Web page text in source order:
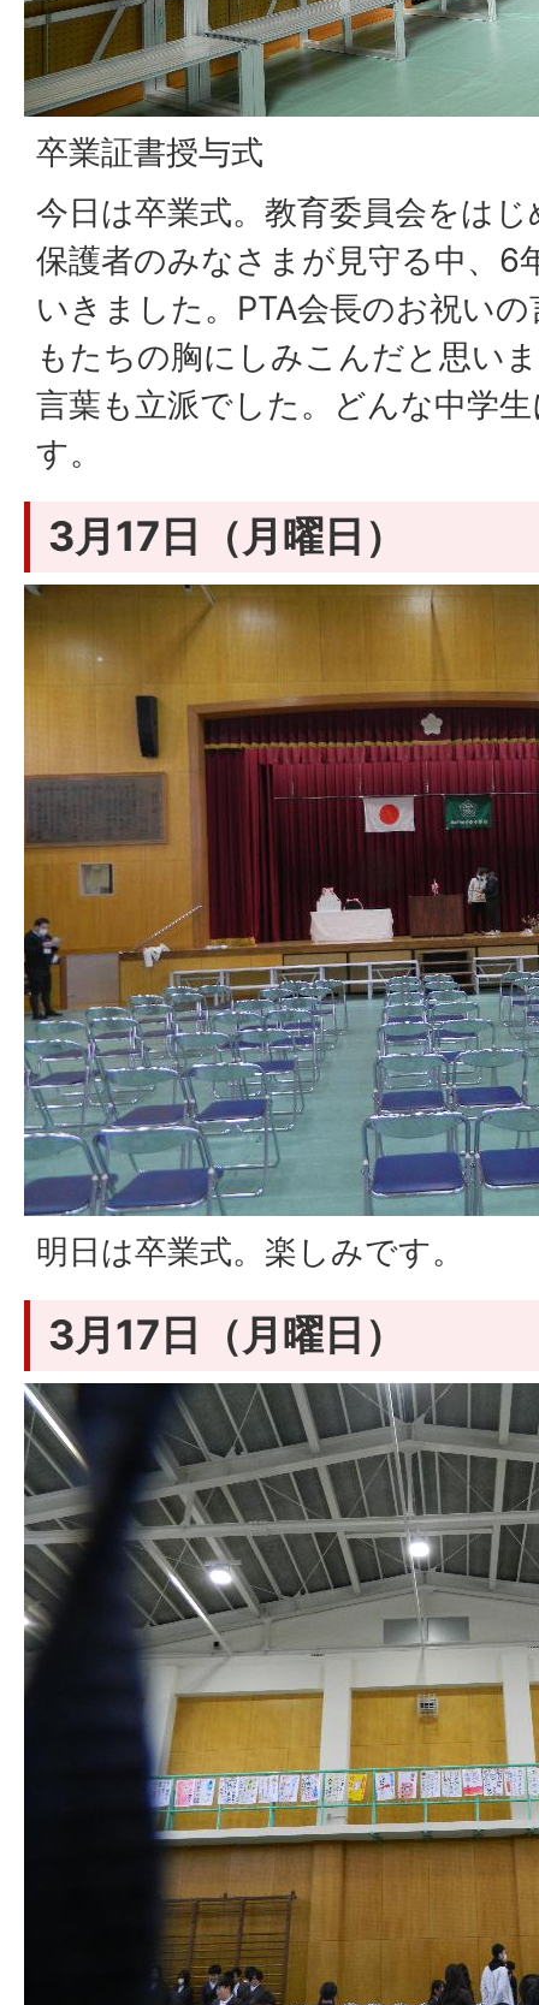
卒業証書授与式
今日は卒業式。教育委員会をは
保護者のみなさまが見守る中、6
いきました。PTA会長のお祝い
もたちの胸にしみこんだと思い
言葉も立派でした。どんな中学
す。
3月17日（月曜日）
明日は卒業式。楽しみです。
3月17日（月曜日）